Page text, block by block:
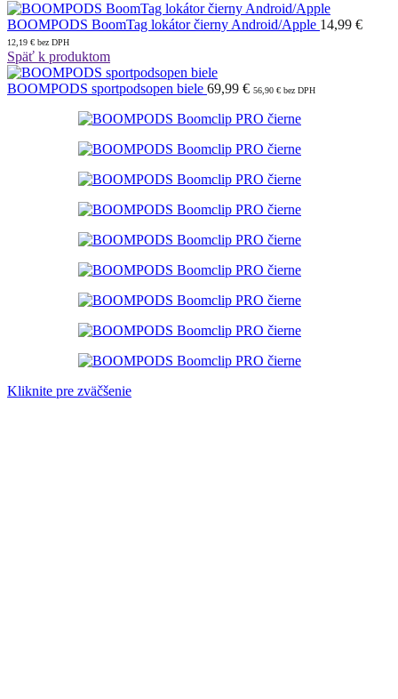
BOOMPODS BoomTag lokátor čierny Android/Apple 14,99 €
12,19 € bez DPH
Späť k produktom
BOOMPODS sportpodsopen biele 69,99 € 56,90 € bez DPH
Kliknite pre zväčšenie